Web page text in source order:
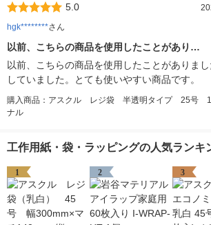
5.0
hgk********さん
以前、こちらの商品を使用したことがあり…
以前、こちらの商品を使用したことがありま
していました。とても使いやすい商品です。
購入商品：アスクル レジ袋 半透明タイプ 25号 1
ナル
工作用紙・袋・ラッピングの人気ランキ
1 2 3